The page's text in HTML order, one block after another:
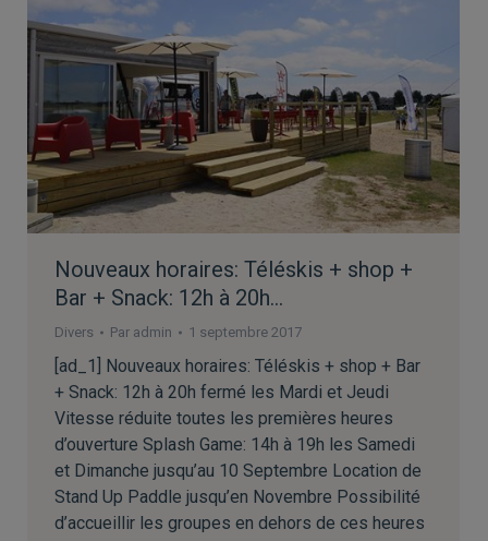
Nouveaux horaires: Téléskis + shop +
Bar + Snack: 12h à 20h…
Divers Par admin 1 septembre 2017
[ad_1] Nouveaux horaires: Téléskis + shop + Bar
+ Snack: 12h à 20h fermé les Mardi et Jeudi
Vitesse réduite toutes les premières heures
d’ouverture Splash Game: 14h à 19h les Samedi
et Dimanche jusqu’au 10 Septembre Location de
Stand Up Paddle jusqu’en Novembre Possibilité
d’accueillir les groupes en dehors de ces heures